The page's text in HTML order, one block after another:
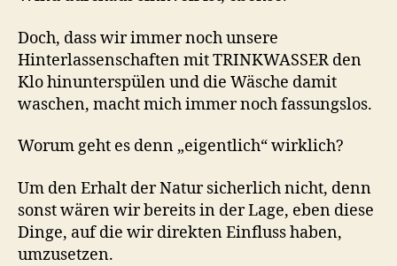
Doch, dass wir immer noch unsere
Hinterlassenschaften mit TRINKWASSER den
Klo hinunterspülen und die Wäsche damit
waschen, macht mich immer noch fassungslos.
Worum geht es denn „eigentlich“ wirklich?
Um den Erhalt der Natur sicherlich nicht, denn
sonst wären wir bereits in der Lage, eben diese
Dinge, auf die wir direkten Einfluss haben,
umzusetzen.